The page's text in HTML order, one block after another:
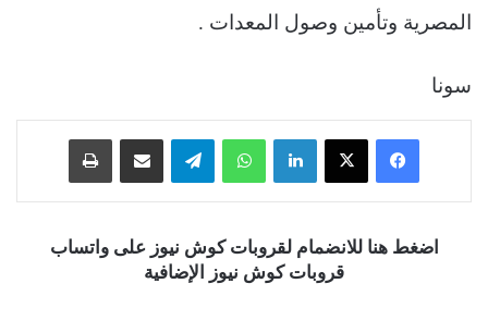
المصرية وتأمين وصول المعدات .
سونا
فيسبوك ‫X لينكدإن واتساب تيلقرام
اضغط هنا للانضمام لقروبات كوش نيوز على واتساب
قروبات كوش نيوز الإضافية